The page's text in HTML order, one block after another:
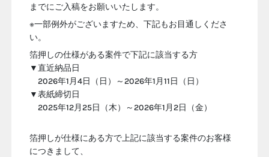
までにご入稿をお願いいたします。
※一部例外がございますため、下記もお目通しくださ
い。
箔押しの仕様がある案件で下記に該当する方
▼直近納品日
2026年1月4日（日）～2026年1月11日（日）
▼表紙締切日
2025年12月25日（木）～2026年1月2日（金）
箔押しが仕様にある方で上記に該当する案件のお客様
につきまして、